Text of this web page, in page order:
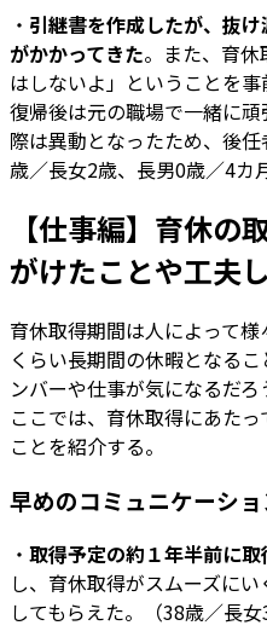
・ 引継書を作成したが、抜
がかかってきた。また、育
はしないよ」ということを
復帰後は元の職場で一緒に
際は異動となったため、後
歳／長女2歳、長男0歳／4カ月
【仕事編】育休の
がけたことや工夫
育休取得期間は人によって
くらい長期間の休暇となる
ンバーや仕事が気になるだろ
ここでは、育休取得にあた
ことを紹介する。
早めのコミュニケーシ
・ 取得予定の約１年半前に
し、育休取得がスムーズに
してもらえた。（38歳／長